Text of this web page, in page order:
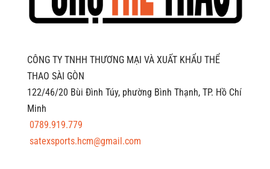
CÔNG TY TNHH THƯƠNG MẠI VÀ XUẤT KHẨU THỂ
THAO SÀI GÒN
122/46/20 Bùi Đình Túy, phường Bình Thạnh, TP. Hồ Chí
Minh
0789.919.779
satexsports.hcm@gmail.com